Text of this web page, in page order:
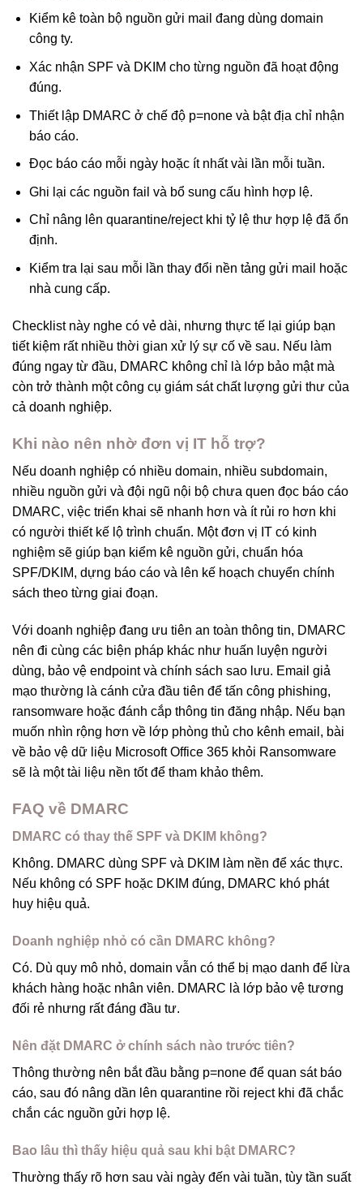
Kiểm kê toàn bộ nguồn gửi mail đang dùng domain
công ty.
Xác nhận SPF và DKIM cho từng nguồn đã hoạt động
đúng.
Thiết lập DMARC ở chế độ p=none và bật địa chỉ nhận
báo cáo.
Đọc báo cáo mỗi ngày hoặc ít nhất vài lần mỗi tuần.
Ghi lại các nguồn fail và bổ sung cấu hình hợp lệ.
Chỉ nâng lên quarantine/reject khi tỷ lệ thư hợp lệ đã ổn
định.
Kiểm tra lại sau mỗi lần thay đổi nền tảng gửi mail hoặc
nhà cung cấp.
Checklist này nghe có vẻ dài, nhưng thực tế lại giúp bạn
tiết kiệm rất nhiều thời gian xử lý sự cố về sau. Nếu làm
đúng ngay từ đầu, DMARC không chỉ là lớp bảo mật mà
còn trở thành một công cụ giám sát chất lượng gửi thư của
cả doanh nghiệp.
Khi nào nên nhờ đơn vị IT hỗ trợ?
Nếu doanh nghiệp có nhiều domain, nhiều subdomain,
nhiều nguồn gửi và đội ngũ nội bộ chưa quen đọc báo cáo
DMARC, việc triển khai sẽ nhanh hơn và ít rủi ro hơn khi
có người thiết kế lộ trình chuẩn. Một đơn vị IT có kinh
nghiệm sẽ giúp bạn kiểm kê nguồn gửi, chuẩn hóa
SPF/DKIM, dựng báo cáo và lên kế hoạch chuyển chính
sách theo từng giai đoạn.
Với doanh nghiệp đang ưu tiên an toàn thông tin, DMARC
nên đi cùng các biện pháp khác như huấn luyện người
dùng, bảo vệ endpoint và chính sách sao lưu. Email giả
mạo thường là cánh cửa đầu tiên để tấn công phishing,
ransomware hoặc đánh cắp thông tin đăng nhập. Nếu bạn
muốn nhìn rộng hơn về lớp phòng thủ cho kênh email, bài
về bảo vệ dữ liệu Microsoft Office 365 khỏi Ransomware
sẽ là một tài liệu nền tốt để tham khảo thêm.
FAQ về DMARC
DMARC có thay thế SPF và DKIM không?
Không. DMARC dùng SPF và DKIM làm nền để xác thực.
Nếu không có SPF hoặc DKIM đúng, DMARC khó phát
huy hiệu quả.
Doanh nghiệp nhỏ có cần DMARC không?
Có. Dù quy mô nhỏ, domain vẫn có thể bị mạo danh để lừa
khách hàng hoặc nhân viên. DMARC là lớp bảo vệ tương
đối rẻ nhưng rất đáng đầu tư.
Nên đặt DMARC ở chính sách nào trước tiên?
Thông thường nên bắt đầu bằng p=none để quan sát báo
cáo, sau đó nâng dần lên quarantine rồi reject khi đã chắc
chắn các nguồn gửi hợp lệ.
Bao lâu thì thấy hiệu quả sau khi bật DMARC?
Thường thấy rõ hơn sau vài ngày đến vài tuần, tùy tần suất